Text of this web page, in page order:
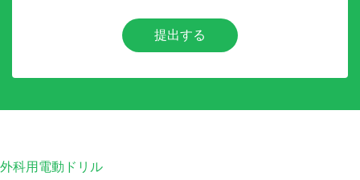
提出する
外科用電動ドリル